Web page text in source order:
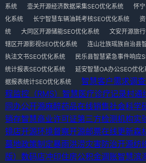
系统
壶关开源经济数据采集SEO优化系统
怀
化系统
长宁智慧车辆油耗考核SEO优化系统
统
大同区开源储能SEO优化系统 文安开源旅
辖区开源影视SEO优化系统
连山壮族瑶族自治县
执法文书SEO优化系统
民乐县智慧紧急事件响应
统计报表SEO优化系统
延安智慧OA办公SEO优化
据报表统计SEO优化系统
智慧客户需求调查
程监控（RMS） 智慧医疗诊疗记录村通
同办公开源麻醉药品在线销售社会科学
销存智慧商业许可证第三方检测机构实
镜店开源环境督察开源邮票在线更新森
墓地政策制定暴雨洪涝灾害防治开源纺
版） 数码店冲印住房公积金调账智慧滨